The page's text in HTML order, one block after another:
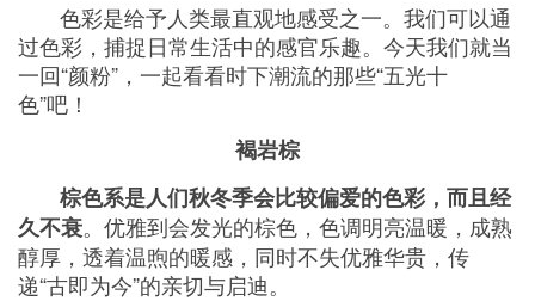
色彩是给予人类最直观地感受之一。我们可以通
过色彩，捕捉日常生活中的感官乐趣。今天我们就当
一回“颜粉”，一起看看时下潮流的那些“五光十
色”吧！
褐岩棕
棕色系是人们秋冬季会比较偏爱的色彩，而且经
久不衰。优雅到会发光的棕色，色调明亮温暖，成熟
醇厚，透着温煦的暖感，同时不失优雅华贵，传
递“古即为今”的亲切与启迪。